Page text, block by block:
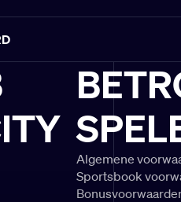
Algemene
Sportsbook